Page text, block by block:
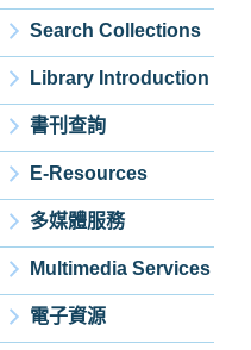
Search Collections
Library Introduction
書刊查詢
E-Resources
多媒體服務
Multimedia Services
電子資源